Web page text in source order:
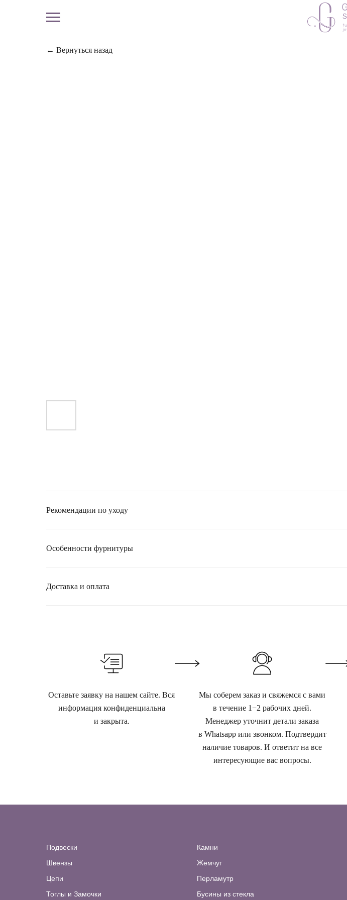
← Вернуться назад
Рекомендации по уходу
Особенности фурнитуры
Доставка и оплата
Оставьте заявку на нашем сайте. Вся
информация конфиденциальна
и закрыта.
Мы соберем заказ и свяжемся с вами
в течение 1−2 рабочих дней.
Менеджер уточнит детали заказа
в Whatsapp или звонком. Подтвердит
наличие товаров. И ответит на все
интересующие вас вопросы.
Подвески
Швензы
Цепи
Тоглы и Замочки
Камни
Жемчуг
Перламутр
Бусины из стекла